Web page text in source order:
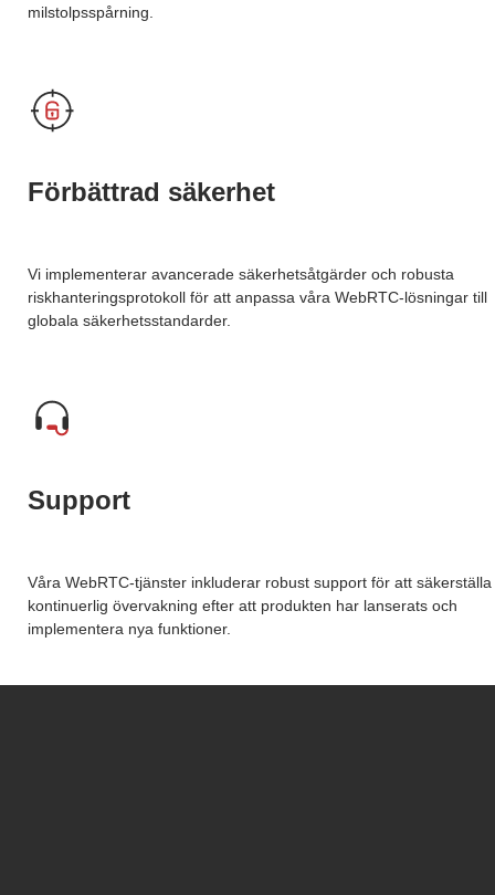
milstolpsspårning.
Förbättrad säkerhet
Vi implementerar avancerade säkerhetsåtgärder och robusta
riskhanteringsprotokoll för att anpassa våra WebRTC-lösningar till
globala säkerhetsstandarder.
Support
Våra WebRTC-tjänster inkluderar robust support för att säkerställa
kontinuerlig övervakning efter att produkten har lanserats och
implementera nya funktioner.